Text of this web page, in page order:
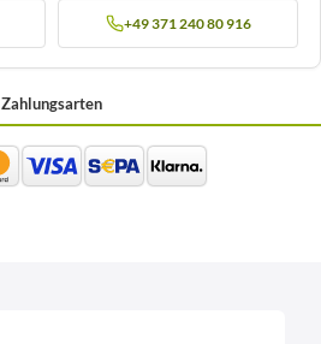
+49 371 240 80 916
Zahlungsarten